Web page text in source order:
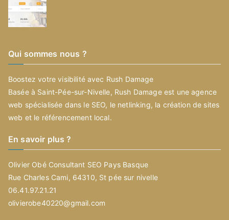
Qui sommes nous ?
Boostez votre visibilité avec Rush Damage
Basée à Saint-Pée-sur-Nivelle, Rush Damage est une agence
web spécialisée dans le SEO, le netlinking, la création de sites
web et le référencement local.
En savoir plus ?
Olivier Obé Consultant SEO Pays Basque
Rue Charles Cami, 64310, St pée sur nivelle
06.41.97.21.21
olivierobe40220@gmail.com